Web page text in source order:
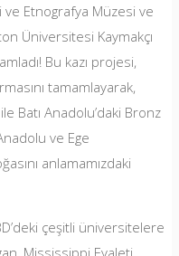
ve Etnografya Müzesi ve
Üniversitesi Kaymakçı
Bu kazı projesi,
tamamlayarak,
Batı Anadolu’daki Bronz
ve Ege
anlamamızdaki
çeşitli üniversitelere
Mississippi Eyaleti,